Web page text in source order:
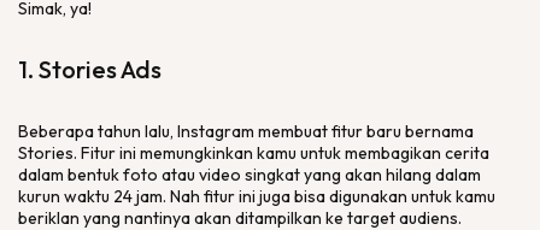
Simak, ya!
1. Stories Ads
Beberapa tahun lalu, Instagram membuat fitur baru bernama
Stories. Fitur ini memungkinkan kamu untuk membagikan cerita
dalam bentuk foto atau video singkat yang akan hilang dalam
kurun waktu 24 jam. Nah fitur ini juga bisa digunakan untuk kamu
beriklan yang nantinya akan ditampilkan ke target audiens.